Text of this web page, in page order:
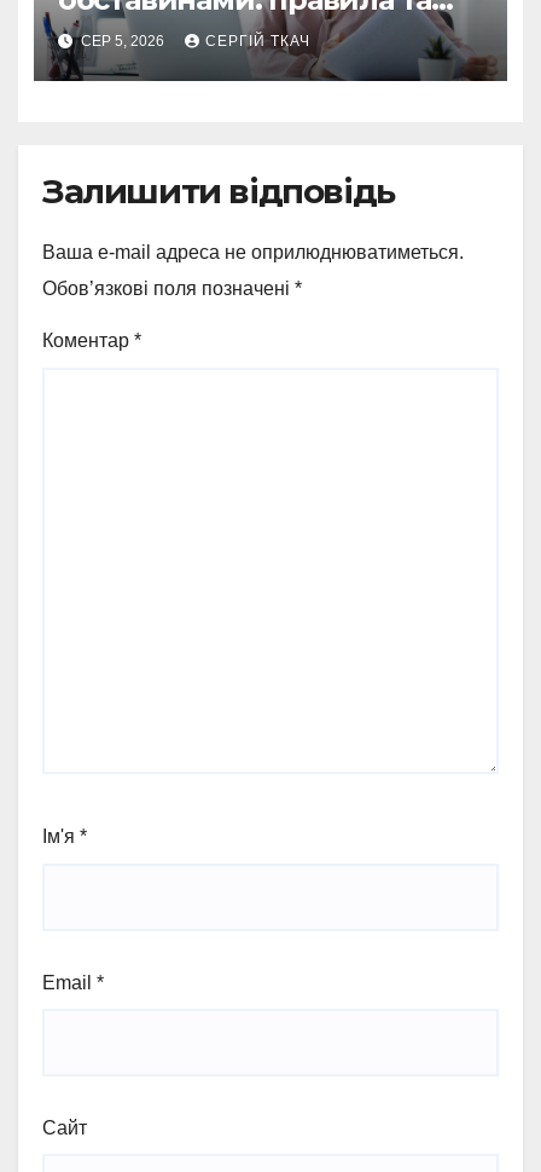
оформлення
СЕР 5, 2026 СЕРГІЙ ТКАЧ
Залишити відповідь
Ваша e-mail адреса не оприлюднюватиметься.
Обов’язкові поля позначені *
Коментар *
Ім'я *
Email *
Сайт